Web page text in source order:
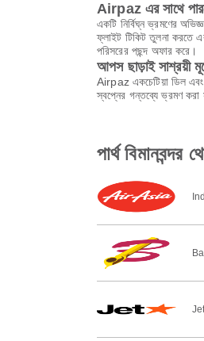
Airpaz এর সাথে
একটি নির্বিঘ্ন ভ্রমণের
ফ্লাইট টিকিট তুলনা করতে
পরিসরের পছন্দ অফার করে।
আপস ছাড়াই সাশ্রয়ী
Airpaz একচেটিয়া ডিল
স্বপ্নের গন্তব্যে ভ্রমণ
পার্থ